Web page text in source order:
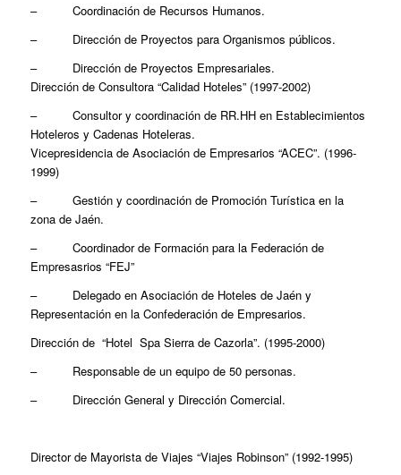
– Coordinación de Recursos Humanos.
– Dirección de Proyectos para Organismos públicos.
– Dirección de Proyectos Empresariales.
Dirección de Consultora “Calidad Hoteles” (1997-2002)
– Consultor y coordinación de RR.HH en Establecimientos
Hoteleros y Cadenas Hoteleras.
Vicepresidencia de Asociación de Empresarios “ACEC”. (1996-
1999)
– Gestión y coordinación de Promoción Turística en la
zona de Jaén.
– Coordinador de Formación para la Federación de
Empresasrios “FEJ”
– Delegado en Asociación de Hoteles de Jaén y
Representación en la Confederación de Empresarios.
Dirección de “Hotel Spa Sierra de Cazorla”. (1995-2000)
– Responsable de un equipo de 50 personas.
– Dirección General y Dirección Comercial.
Director de Mayorista de Viajes “Viajes Robinson” (1992-1995)